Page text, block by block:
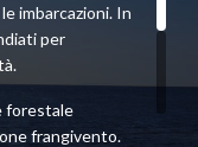
imbarcazioni. In
per
forestale
frangivento.